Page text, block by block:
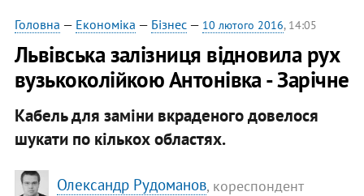
Головна — Економіка — Бізнес— 10 лютого 2016, 14:05
Львівська залізниця відновила рух
вузькоколійкою Антонівка - Зарічне
Кабель для заміни вкраденого довелося
шукати по кількох областях.
Олександр Рудоманов, кореспондент